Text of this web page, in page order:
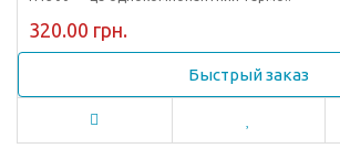
320.00 грн.
Быстрый заказ